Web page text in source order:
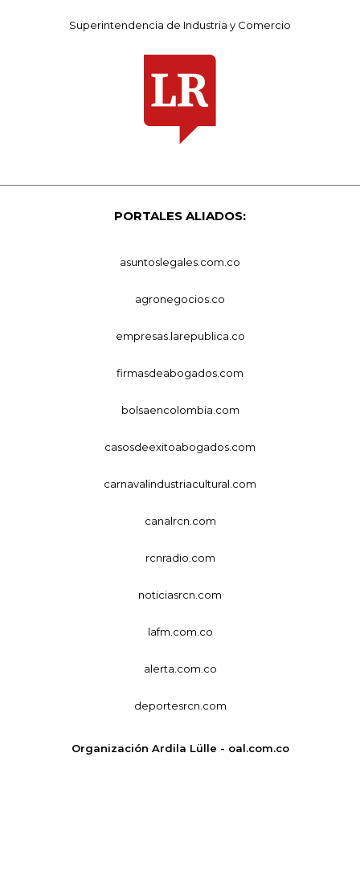
Superintendencia de Industria y Comercio
PORTALES ALIADOS:
asuntoslegales.com.co
agronegocios.co
empresas.larepublica.co
firmasdeabogados.com
bolsaencolombia.com
casosdeexitoabogados.com
carnavalindustriacultural.com
canalrcn.com
rcnradio.com
noticiasrcn.com
lafm.com.co
alerta.com.co
deportesrcn.com
Organización Ardila Lülle - oal.com.co